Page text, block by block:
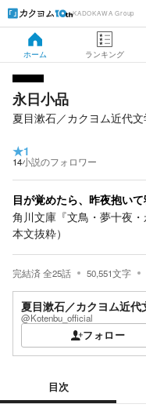
KADOKAWA Group
ホーム ランキング
永日小品
夏目漱石／カクヨム近代
★1
14小説のフォロワー
目が覚めたら、昨夜抱い
角川文庫『文鳥・夢十夜
本文抜粋）
完結済全25話 50,551文字
夏目漱石／カクヨム近代
@Kotenbu_official
フォロー
目次